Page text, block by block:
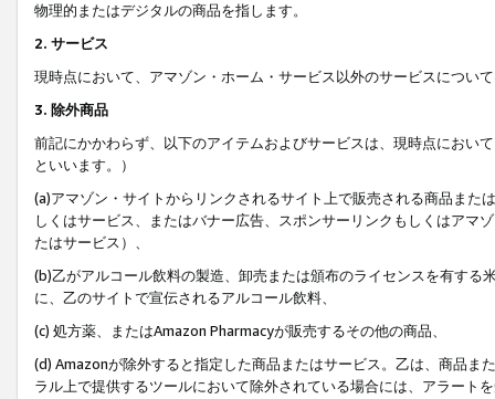
物理的またはデジタルの商品を指します。
2. サービス
現時点において、アマゾン・ホーム・サービス以外のサービスについ
3. 除外商品
前記にかかわらず、以下のアイテムおよびサービスは、現時点におい
といいます。）
(a)アマゾン・サイトからリンクされるサイト上で販売される商品ま
しくはサービス、またはバナー広告、スポンサーリンクもしくはアマ
たはサービス）、
(b)乙がアルコール飲料の製造、卸売または頒布のライセンスを有す
に、乙のサイトで宣伝されるアルコール飲料、
(c) 処方薬、またはAmazon Pharmacyが販売するその他の商品、
(d) Amazonが除外すると指定した商品またはサービス。乙は、商品ま
ラル上で提供するツールにおいて除外されている場合には、アラート